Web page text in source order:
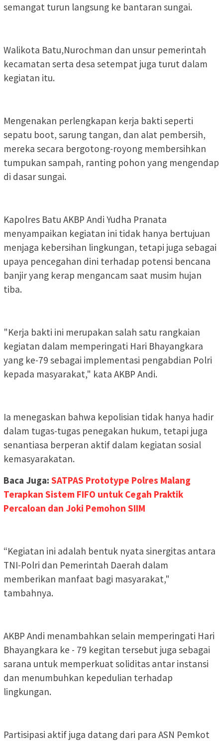
semangat turun langsung ke bantaran sungai.
Walikota Batu,Nurochman dan unsur pemerintah
kecamatan serta desa setempat juga turut dalam
kegiatan itu.
Mengenakan perlengkapan kerja bakti seperti
sepatu boot, sarung tangan, dan alat pembersih,
mereka secara bergotong-royong membersihkan
tumpukan sampah, ranting pohon yang mengendap
di dasar sungai.
Kapolres Batu AKBP Andi Yudha Pranata
menyampaikan kegiatan ini tidak hanya bertujuan
menjaga kebersihan lingkungan, tetapi juga sebagai
upaya pencegahan dini terhadap potensi bencana
banjir yang kerap mengancam saat musim hujan
tiba.
"Kerja bakti ini merupakan salah satu rangkaian
kegiatan dalam memperingati Hari Bhayangkara
yang ke-79 sebagai implementasi pengabdian Polri
kepada masyarakat," kata AKBP Andi.
Ia menegaskan bahwa kepolisian tidak hanya hadir
dalam tugas-tugas penegakan hukum, tetapi juga
senantiasa berperan aktif dalam kegiatan sosial
kemasyarakatan.
Baca Juga: SATPAS Prototype Polres Malang
Terapkan Sistem FIFO untuk Cegah Praktik
Percaloan dan Joki Pemohon SIIM
“Kegiatan ini adalah bentuk nyata sinergitas antara
TNI-Polri dan Pemerintah Daerah dalam
memberikan manfaat bagi masyarakat,"
tambahnya.
AKBP Andi menambahkan selain memperingati Hari
Bhayangkara ke - 79 kegitan tersebut juga sebagai
sarana untuk memperkuat soliditas antar instansi
dan menumbuhkan kepedulian terhadap
lingkungan.
Partisipasi aktif juga datang dari para ASN Pemkot